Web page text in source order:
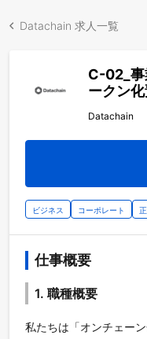
Datachain 求人一覧
C-02_事
ークン
Datachain
ビジネス コーポレート
仕事概要
1. 職種概要
私たちは「オンチェー